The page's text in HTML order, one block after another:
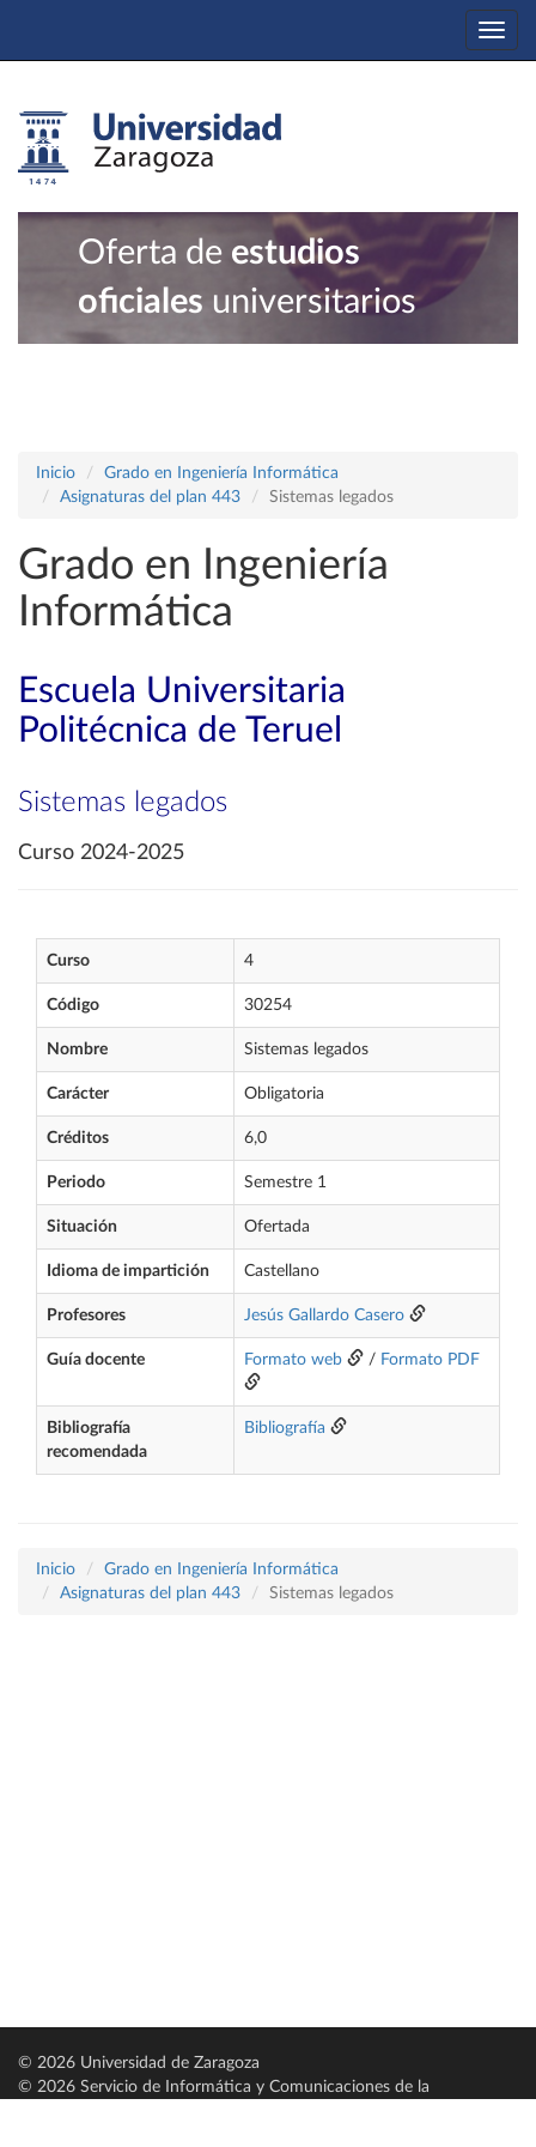
Oferta de estudios
oficiales universitarios
Inicio
Grado en Ingeniería Informática
Asignaturas del plan 443
Sistemas legados
Grado en Ingeniería
Informática
Escuela Universitaria
Politécnica de Teruel
Sistemas legados
Curso 2024-2025
Curso 4
Código 30254
Nombre Sistemas legados
Carácter Obligatoria
Créditos 6,0
Periodo Semestre 1
Situación Ofertada
Idioma de impartición Castellano
Profesores Jesús Gallardo Casero
Guía docente Formato web / Formato PDF
Bibliografía
recomendada
Bibliografía
Inicio
Grado en Ingeniería Informática
Asignaturas del plan 443
Sistemas legados
© 2026 Universidad de Zaragoza
© 2026 Servicio de Informática y Comunicaciones de la